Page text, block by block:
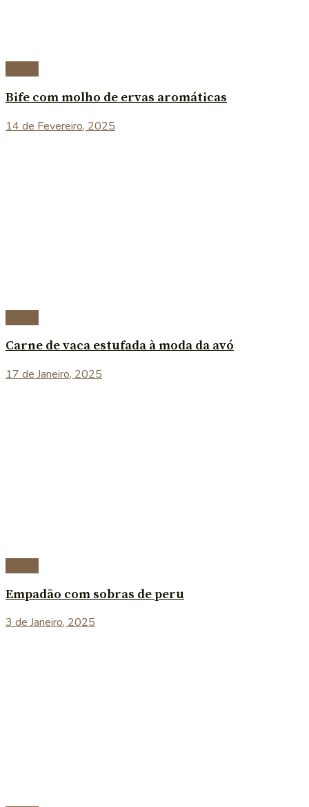
Bife com molho de ervas aromáticas
14 de Fevereiro, 2025
Carne de vaca estufada à moda da avó
17 de Janeiro, 2025
Empadão com sobras de peru
3 de Janeiro, 2025